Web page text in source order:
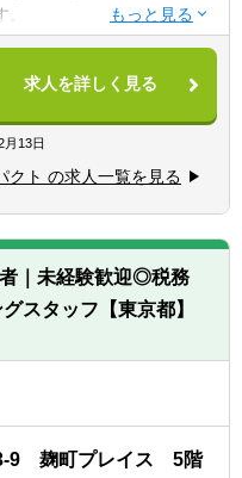
新規顧客の開拓を行いま
良好なコミニケーションに
ニーズを把握し、TKAO
したり、またまだ取引の
へのアプローチも行いま
】
持ちで幅広い業務経験を
もって実務を積みなが
計士をめざしたい方
ご経験のある方
事務所での税務業務経
タリです≫
長企業支援に関心のある方
顔』が見える仕事がしたい
計処理相談対応、帳簿レ
税務申告書作成補助、そ
作成補助等）
務（上場会社決算支援
務
備・運用支援業務
務
各種デューデリジェンス、
、PMI、PPA等）
のレビュー、新人メンバ
求人を詳しく見る
月13日
クト の求人一覧を見る
者｜未経験歓迎◎税務
スタッフ【東京都】
3-9 麹町プレイス 5階